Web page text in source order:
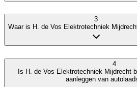
3
Waar is H. de Vos Elektrotechniek
4
Is H. de Vos Elektrotechniek Mijdrecht
aanleggen van